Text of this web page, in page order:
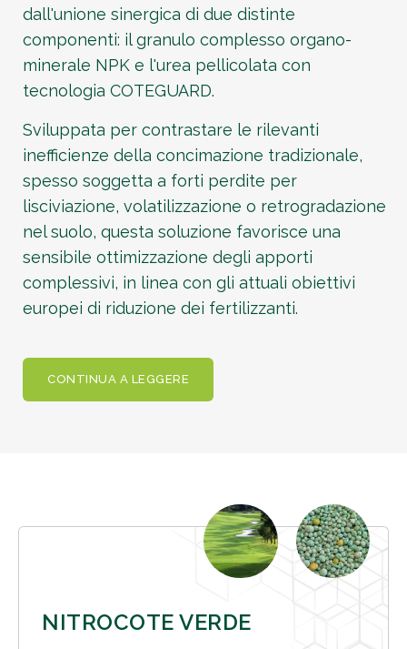
dall'unione sinergica di due distinte
componenti: il granulo complesso organo-
minerale NPK e l'urea pellicolata con
tecnologia COTEGUARD.
Sviluppata per contrastare le rilevanti
inefficienze della concimazione tradizionale,
spesso soggetta a forti perdite per
lisciviazione, volatilizzazione o retrogradazione
nel suolo, questa soluzione favorisce una
sensibile ottimizzazione degli apporti
complessivi, in linea con gli attuali obiettivi
europei di riduzione dei fertilizzanti.
CONTINUA A LEGGERE
NITROCOTE VERDE